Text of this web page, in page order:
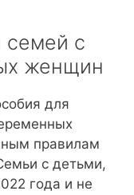
семей с
женщин
для
правилам
с детьми,
года и не